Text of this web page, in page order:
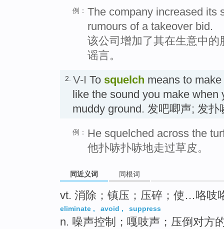
例： The company increased its
rumours of a takeover bid.
该公司增加了其在生意中
谣言。
2. V-I To squelch means to
like the sound you make when
muddy ground. 发吧唧声; 发扑
例： He squelched across the
他扑哧扑哧地走过草皮。
同近义词 同根词
vt. 消除；镇压；压碎；使…咯吱
eliminate , avoid , suppress
n. 噪声控制；嘎吱声；压倒对方